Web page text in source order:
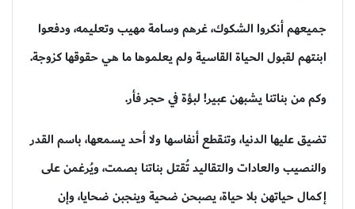
جميعهم أنكروا الشكوك، غرهم وسامة مهيب وتعليمه، ودفعوا
ابنتهم لقبول الحياة القاسية ولم يعلموها ما هي حقوقها كزوجة.
وكم من بناتنا يشبهن عبير! لبؤة في حجر فأر.
تضيق عليها الدنيا، وتنقطع أنفاسها ولا أحد يسمعها، باسم القدر
والنصيب والعادات والتقاليد تُقتل بناتنا بصمت، ويُرغمن على
إكمال حياتهن بلا حياة، يصبحن ضحية وينجبن ضحايا، وإن